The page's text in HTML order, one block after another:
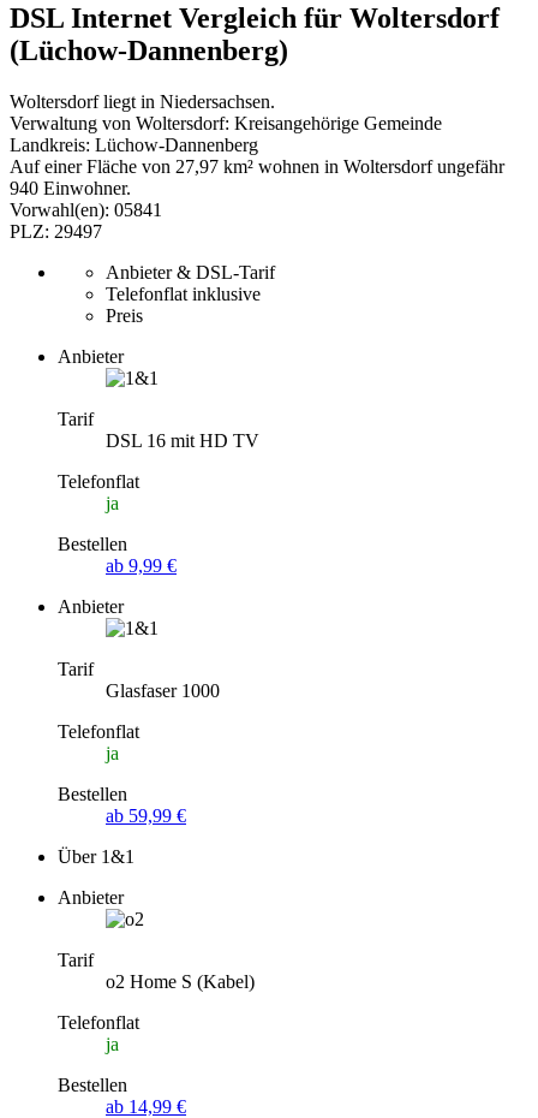
DSL Internet Vergleich für Woltersdorf
(Lüchow-Dannenberg)
Woltersdorf liegt in Niedersachsen.
Verwaltung von Woltersdorf: Kreisangehörige Gemeinde
Landkreis: Lüchow-Dannenberg
Auf einer Fläche von 27,97 km² wohnen in Woltersdorf ungefähr
940 Einwohner.
Vorwahl(en): 05841
PLZ: 29497
Anbieter & DSL-Tarif
Telefonflat inklusive
Preis
Anbieter
Tarif
DSL 16 mit HD TV
Telefonflat
ja
Bestellen
ab 9,99 €
Anbieter
Tarif
Glasfaser 1000
Telefonflat
ja
Bestellen
ab 59,99 €
Über 1&1
Anbieter
Tarif
o2 Home S (Kabel)
Telefonflat
ja
Bestellen
ab 14,99 €